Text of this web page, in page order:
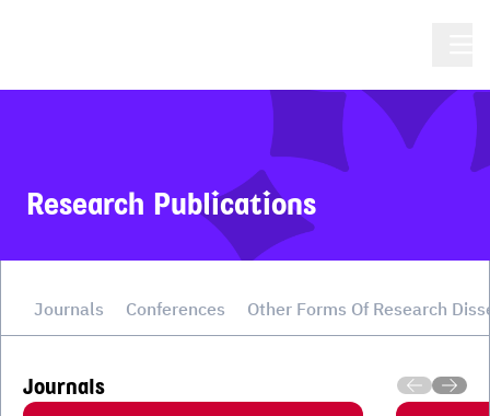
Research Publications
Journals Conferences Other Forms Of Research
Journals